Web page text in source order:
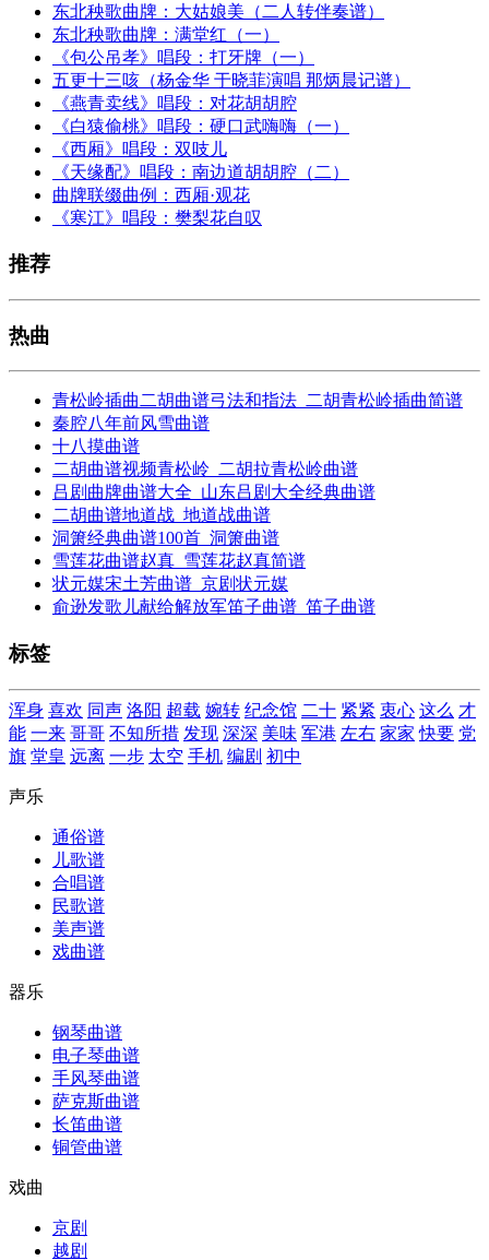
东北秧歌曲牌：大姑娘美（二人转伴奏谱）
东北秧歌曲牌：满堂红（一）
《包公吊孝》唱段：打牙牌（一）
五更十三咳（杨金华 于晓菲演唱 那炳晨记谱）
《燕青卖线》唱段：对花胡胡腔
《白猿偷桃》唱段：硬口武嗨嗨（一）
《西厢》唱段：双吱儿
《天缘配》唱段：南边道胡胡腔（二）
曲牌联缀曲例：西厢·观花
《寒江》唱段：樊梨花自叹
推荐
热曲
青松岭插曲二胡曲谱弓法和指法_二胡青松岭插曲简谱
秦腔八年前风雪曲谱
十八摸曲谱
二胡曲谱视频青松岭_二胡拉青松岭曲谱
吕剧曲牌曲谱大全_山东吕剧大全经典曲谱
二胡曲谱地道战_地道战曲谱
洞箫经典曲谱100首_洞箫曲谱
雪莲花曲谱赵真_雪莲花赵真简谱
状元媒宋土芳曲谱_京剧状元媒
俞逊发歌儿献给解放军笛子曲谱_笛子曲谱
标签
浑身 喜欢 同声 洛阳 超载 婉转 纪念馆 二十 紧紧 衷心 这么 才
能 一来 哥哥 不知所措 发现 深深 美味 军港 左右 家家 快要 党
旗 堂皇 远离 一步 太空 手机 编剧 初中
声乐
通俗谱
儿歌谱
合唱谱
民歌谱
美声谱
戏曲谱
器乐
钢琴曲谱
电子琴曲谱
手风琴曲谱
萨克斯曲谱
长笛曲谱
铜管曲谱
戏曲
京剧
越剧